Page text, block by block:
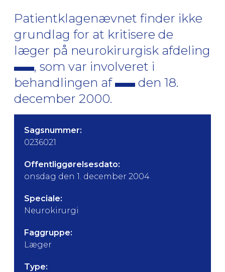
Patientklagenævnet finder ikke
grundlag for at kritisere de
læger på neurokirurgisk afdeling
, som var involveret i
behandlingen af
den 18.
december 2000.
Sagsnummer:
0236021
Offentliggørelsesdato:
onsdag den 1. december 2004
Speciale:
Neurokirurgi
Faggruppe:
Læger
Type: